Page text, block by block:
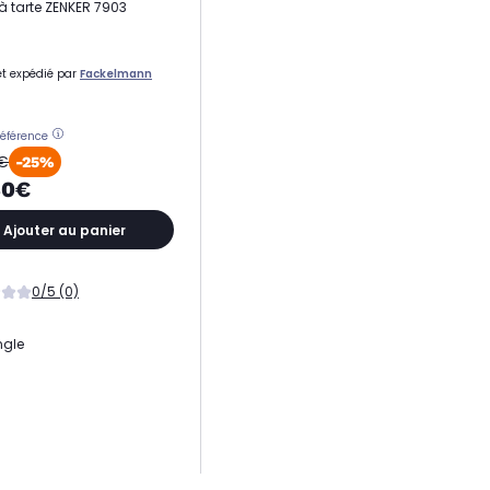
tarte ZENKER 7903
expédié par Fackelmann
-25%
Ajouter au panier
0/5 (0)